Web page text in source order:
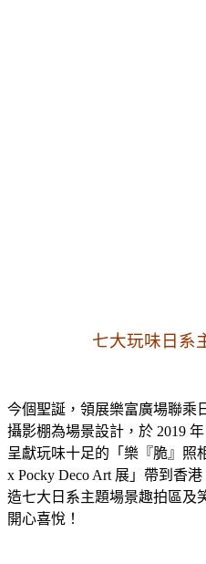
七大玩味日系
今個聖誕，領展樂富廣場聯乘
攝影棚為場景設計，於 2019 年
呈獻玩味十足的「樂『脆』照
x Pocky Deco Art 展」帶到香
造七大日系主題場景趣拍區及
開心喜悅！